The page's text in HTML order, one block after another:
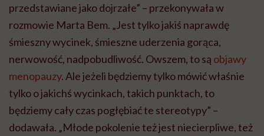
przedstawiane jako dojrzałe” – przekonywała w
rozmowie Marta Bem. „Jest tylko jakiś naprawdę
śmieszny wycinek, śmieszne uderzenia gorąca,
nerwowość, nadpobudliwość. Owszem, to są objawy
menopauzy. Ale jeżeli będziemy tylko mówić właśnie
tylko o jakichś wycinkach, takich punktach, to
będziemy cały czas pogłębiać te stereotypy” –
dodawała. „Młode pokolenie też jest niecierpliwe, też